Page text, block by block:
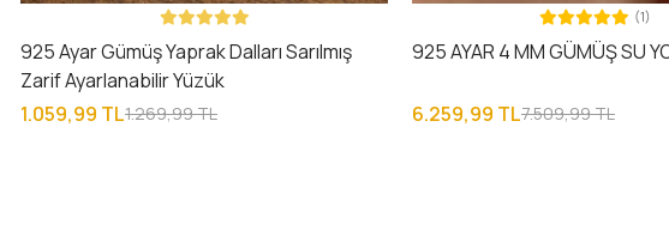
925 Ayar Gümüş Yaprak Dalları Sarılmış
Zarif Ayarlanabilir Yüzük
1.059,99 TL1.269,99 TL
(1)
925 AYAR 4 MM GÜMÜŞ SU
6.259,99 TL7.509,99 TL